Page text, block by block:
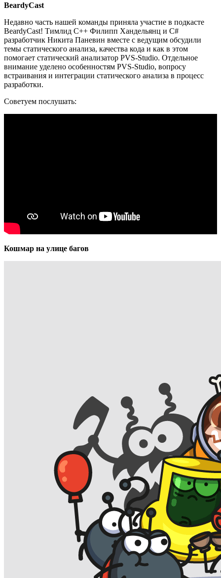
BeardyCast
Недавно часть нашей команды приняла участие в подкасте
BeardyCast! Тимлид C++ Филипп Хандельянц и C#
разработчик Никита Паневин вместе с ведущим обсудили
темы статического анализа, качества кода и как в этом
помогает статический анализатор PVS-Studio. Отдельное
внимание уделено особенностям PVS-Studio, вопросу
встраивания и интеграции статического анализа в процесс
разработки.
Советуем послушать:
Кошмар на улице багов